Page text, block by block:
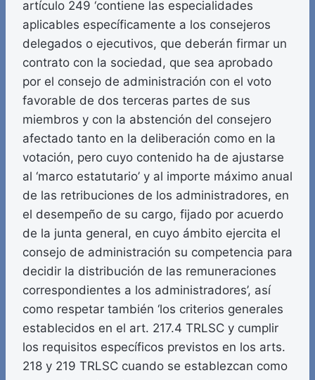
artículo 249 ‘contiene las especialidades
aplicables específicamente a los consejeros
delegados o ejecutivos, que deberán firmar un
contrato con la sociedad, que sea aprobado
por el consejo de administración con el voto
favorable de dos terceras partes de sus
miembros y con la abstención del consejero
afectado tanto en la deliberación como en la
votación, pero cuyo contenido ha de ajustarse
al ‘marco estatutario’ y al importe máximo anual
de las retribuciones de los administradores, en
el desempeño de su cargo, fijado por acuerdo
de la junta general, en cuyo ámbito ejercita el
consejo de administración su competencia para
decidir la distribución de las remuneraciones
correspondientes a los administradores’, así
como respetar también ‘los criterios generales
establecidos en el art. 217.4 TRLSC y cumplir
los requisitos específicos previstos en los arts.
218 y 219 TRLSC cuando se establezcan como